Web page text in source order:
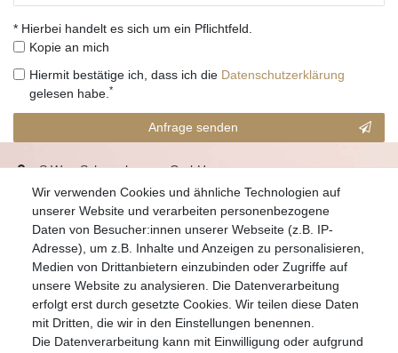
* Hierbei handelt es sich um ein Pflichtfeld.
Kopie an mich
Hiermit bestätige ich, dass ich die Daten­schutz­erklärung
gelesen habe.*
Anfrage senden
Wir verwenden Cookies und ähnliche Technologien auf
unserer Website und verarbeiten personenbezogene
Daten von Besucher:innen unserer Webseite (z.B. IP-
Adresse), um z.B. Inhalte und Anzeigen zu personalisieren,
Medien von Drittanbietern einzubinden oder Zugriffe auf
unsere Website zu analysieren. Die Datenverarbeitung
erfolgt erst durch gesetzte Cookies. Wir teilen diese Daten
mit Dritten, die wir in den Einstellungen benennen.
Die Datenverarbeitung kann mit Einwilligung oder aufgrund
S.W.w. Schmuckwaren GmbH
07051-9608828
info@schmuckador.de
Montag bis Freitag 8.30 – 12.00 Uhr und 13.30 bis 17.30 Uhr
Widerrufs­recht Widerrufs­formular Impressum